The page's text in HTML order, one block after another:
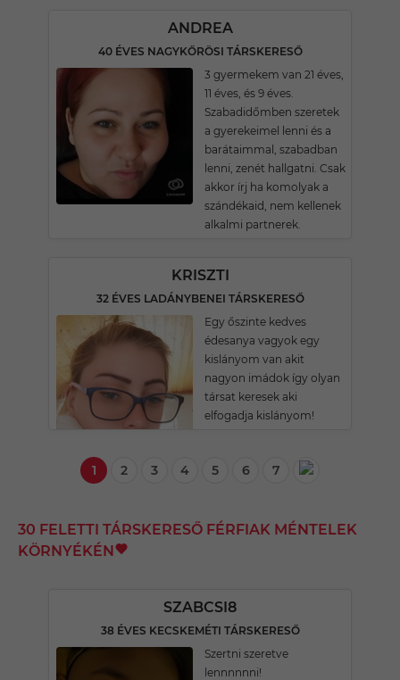
ANDREA
40 ÉVES NAGYKŐRÖSI TÁRSKERESŐ
3 gyermekem van 21 éves,
11 éves, és 9 éves.
Szabadidőmben szeretek
a gyerekeimel lenni és a
barátaimmal, szabadban
lenni, zenét hallgatni. Csak
akkor írj ha komolyak a
szándékaid, nem kellenek
alkalmi partnerek.
KRISZTI
32 ÉVES LADÁNYBENEI TÁRSKERESŐ
Egy őszinte kedves
édesanya vagyok egy
kislányom van akit
nagyon imádok így olyan
társat keresek aki
elfogadja kislányom!
1 2 3 4 5 6 7
30 FELETTI TÁRSKERESŐ FÉRFIAK MÉNTELEK
KÖRNYÉKÉN
SZABCSI8
38 ÉVES KECSKEMÉTI TÁRSKERESŐ
Szertni szeretve
lennnnnni!